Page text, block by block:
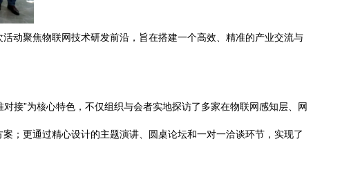
动聚焦物联网技术研发前沿，旨在搭建一个高效、精准的产业交流与
接”为核心特色，不仅组织与会者实地探访了多家在物联网感知层、网
；更通过精心设计的主题演讲、圆桌论坛和一对一洽谈环节，实现了